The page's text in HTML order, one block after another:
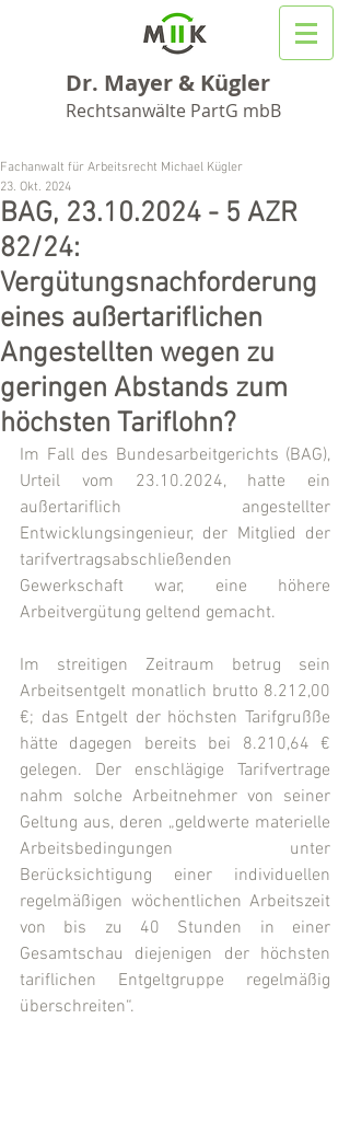
Dr. Mayer & Kügler
Rechtsanwälte PartG mbB
BAG, 23.10.2024 - 5 AZR
82/24:
Vergütungsnachforderung
eines außertariflichen
Angestellten wegen zu
geringen Abstands zum
höchsten Tariflohn?
Fachanwalt für Arbeitsrecht Michael Kügler
23. Okt. 2024
Im Fall des Bundesarbeitgerichts (BAG),
Urteil vom 23.10.2024, hatte ein
außertariflich angestellter
Entwicklungsingenieur, der Mitglied der
tarifvertragsabschließenden
Gewerkschaft war, eine höhere
Arbeitvergütung geltend gemacht.
Im streitigen Zeitraum betrug sein
Arbeitsentgelt monatlich brutto 8.212,00
€; das Entgelt der höchsten Tarifgrußße
hätte dagegen bereits bei 8.210,64 €
gelegen. Der enschlägige Tarifvertrage
nahm solche Arbeitnehmer von seiner
Geltung aus, deren „geldwerte materielle
Arbeitsbedingungen unter
Berücksichtigung einer individuellen
regelmäßigen wöchentlichen Arbeitszeit
von bis zu 40 Stunden in einer
Gesamtschau diejenigen der höchsten
tariflichen Entgeltgruppe regelmäßig
überschreiten“.